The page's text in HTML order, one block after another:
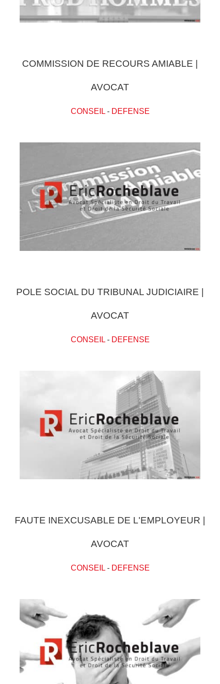
COMMISSION DE RECOURS AMIABLE |
AVOCAT
CONSEIL- DEFENSE
POLE SOCIAL DU TRIBUNAL JUDICIAIRE |
AVOCAT
CONSEIL- DEFENSE
FAUTE INEXCUSABLE DE L'EMPLOYEUR |
AVOCAT
CONSEIL- DEFENSE